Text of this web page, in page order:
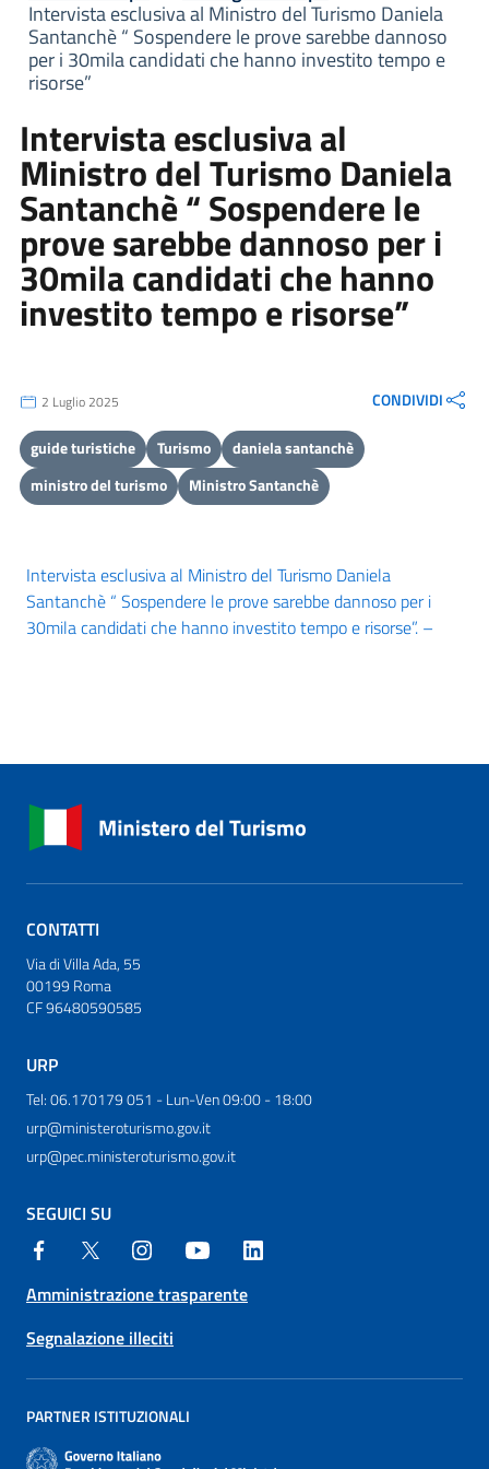
Intervista esclusiva al Ministro del Turismo Daniela
Santanchè “ Sospendere le prove sarebbe dannoso
per i 30mila candidati che hanno investito tempo e
risorse”
Intervista esclusiva al
Ministro del Turismo Daniela
Santanchè “ Sospendere le
prove sarebbe dannoso per i
30mila candidati che hanno
investito tempo e risorse”
2 Luglio 2025 CONDIVIDI
guide turistiche Turismo
daniela santanchè
ministro del turismo
Ministro Santanchè
Intervista esclusiva al Ministro del Turismo Daniela
Santanchè “ Sospendere le prove sarebbe dannoso per i
30mila candidati che hanno investito tempo e risorse”. –
CONTATTI
Via di Villa Ada, 55
00199 Roma
CF 96480590585
URP
Tel: 06.170179 051 - Lun-Ven 09:00 - 18:00
urp@ministeroturismo.gov.it
urp@pec.ministeroturismo.gov.it
SEGUICI SU
Amministrazione trasparente
Segnalazione illeciti
PARTNER ISTITUZIONALI